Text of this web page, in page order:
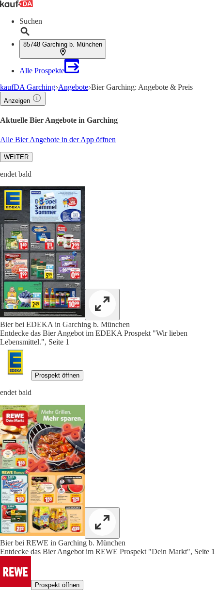
Suchen
85748 Garching b. München
Alle Prospekte
kaufDA Garching Angebote Bier Garching: Angebote & Preis
Anzeigen
Aktuelle Bier Angebote in Garching
Alle Bier Angebote in der App öffnen
WEITER
endet bald
Bier bei EDEKA in Garching b. München
Entdecke das Bier Angebot im EDEKA Prospekt "Wir lieben
Lebensmittel.", Seite 1
Prospekt öffnen
endet bald
Bier bei REWE in Garching b. München
Entdecke das Bier Angebot im REWE Prospekt "Dein Markt", Seite 1
Prospekt öffnen